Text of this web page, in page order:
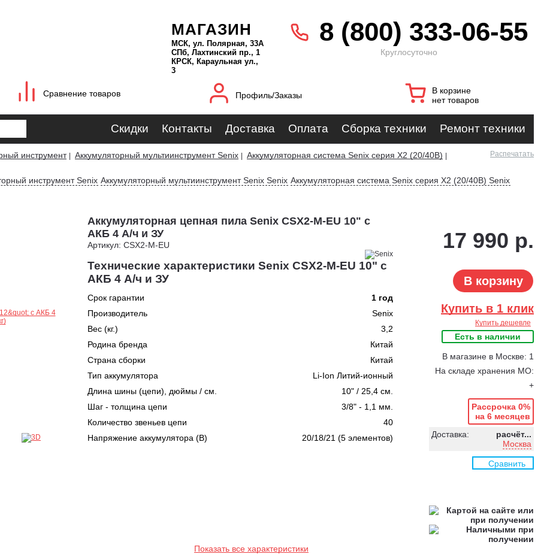
МАГАЗИН
МСК, ул. Полярная, 33А
СПб, Лахтинский пр., 1
КРСК, Караульная ул.,
3
8 (800) 333-06-55
Круглосуточно
Сравнение товаров Профиль/Заказы
В корзине
нет товаров
Скидки Контакты Доставка Оплата Сборка техники Ремонт техники
инструмент Аккумуляторный мультиинструмент Senix Аккумуляторная система Senix cерия X2 (20/40В) Распечатать
инструмент Senix Аккумуляторный мультиинструмент Senix Senix Аккумуляторная система Senix cерия X2 (20/40В) Senix
Аккумуляторная цепная пила Senix CSX2-M-EU 10" с
АКБ 4 А/ч и ЗУ
Артикул: CSX2-M-EU
Технические характеристики Senix CSX2-M-EU 10" с
АКБ 4 А/ч и ЗУ
Срок гарантии
1 год
Производитель
Senix
Вес (кг.)
3,2
Родина бренда
Китай
Страна сборки
Китай
Тип аккумулятора
Li-Ion Литий-ионный
Длина шины (цепи), дюймы / см.
10" / 25,4 см.
Шаг - толщина цепи
3/8" - 1,1 мм.
Количество звеньев цепи
40
Напряжение аккумулятора (В)
20/18/21 (5 элементов)
Показать все характеристики
17 990 р.
В корзину
Купить в 1 клик
Купить дешевле
Есть в наличии
В магазине в Москве: 1
На складе хранения МО:
+
Рассрочка 0%
на 6 месяцев
Доставка:
расчёт...
Москва
Сравнить